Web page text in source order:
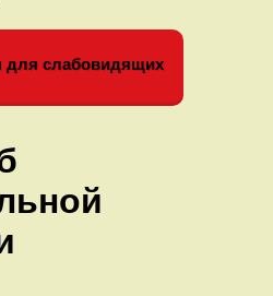
для слабовидящих